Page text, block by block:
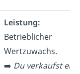
Leistung:
Betrieblicher
Wertzuwachs.
➡️ Du verkaufst ein